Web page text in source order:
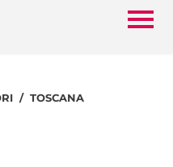
TOSCANA